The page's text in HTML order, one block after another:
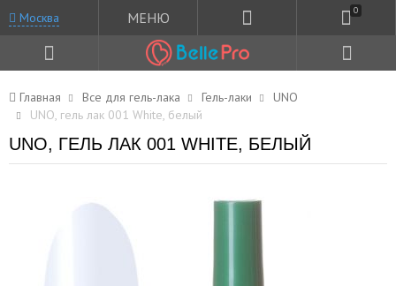
Москва МЕНЮ 0
Главная Все для гель-лака Гель-лаки
UNO
UNO, гель лак 001 White, белый
UNO, ГЕЛЬ ЛАК 001 WHITE, БЕЛЫЙ